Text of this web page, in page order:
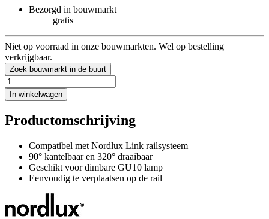
Bezorgd in bouwmarkt
gratis
Niet op voorraad in onze bouwmarkten. Wel op bestelling
verkrijgbaar.
Zoek bouwmarkt in de buurt
In winkelwagen
Productomschrijving
Compatibel met Nordlux Link railsysteem
90° kantelbaar en 320° draaibaar
Geschikt voor dimbare GU10 lamp
Eenvoudig te verplaatsen op de rail